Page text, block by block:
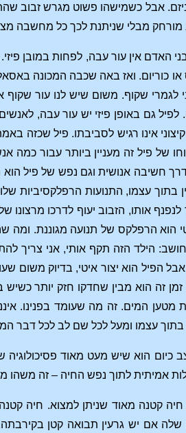
אבל כשמישהו פשוט מגרש זבוב
מורחק מבלי שניתנת לכך כל מחשבה
האדם אין עור עבה, לפחות במובן
כוריום. ואז באה שכבה המכונה
לגמרי שקוף. משום שיש לנו עור
לפיל גם באופן פיזי יש עור עבה,
קיצוני אינו רגיש לסביבתו. פיל שכזה
של פיל זה מעניין ביותר עבור
חשיבה אנושית וגם נפש של פיל הוא
בתוך עצמו, התנועות הרפלקסיביות
אותו, הזבוב יעוף לדרכו מרצונו
הוא הרפלקס של תנועה מגוננת. ומה
הילד הזה תקף אותי, אני צריך
הפיל הוא יצור איטי, בדיוק משום
זה הוא מבין שחדקו חזק יותר
מטען המים. זה מה שעומד בפנינו.
בתוך עצמו ומעל לכל שם לב לכל דבר
כיום הוא שיש מעט מאוד פסיכולוגיה
אמיתית לתוך נפש החיה – זה משהו
אם יש גרעין תבואה קטן